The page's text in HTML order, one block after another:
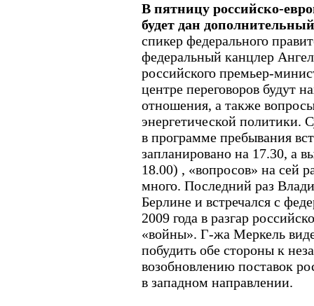
В пятницу российско-
будет дан
спикер федерального
федеральный канцлер
российского премьер-
центре переговоров будут
отношения, а также
энергетической политики.
в программе пребывания
запланировано на 17.30, а
18.00) , «вопросов» на сей
много. Последний раз
Берлине и встречался с
2009 года в разгар
«войны». Г-жа Меркель
побудить обе стороны к
возобновлению поставок
в западном направлении.